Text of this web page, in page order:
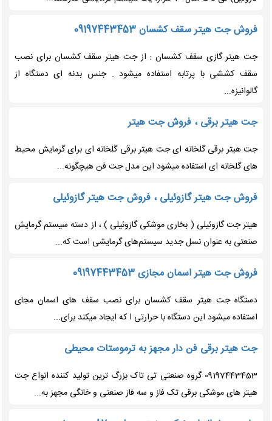
فروش جت هیتر سقف کشسان 09197443453
جت هیتر گازی سقف کشسان : از جت هیتر سقف کشسان برای نصب
سقف کششی با پرتابه استفاده میشود . جنس بدنه ای دستگاه از
گالوانیزه...
جت هیتر برقی ، فروش جت هیتر
جت هیتر برقی گلخانه ای جت هیتر برقی گلخانه ای برای گرمایش محیط
های گلخانه ای استفاده میشود این مدل جت فن هیچگونه...
فروش جت هیتر گازوئیلی ، فروش جت هیتر گازوئیلی
هیتر جت گازوئیلی ( بخاری موشکی گازوئیلی ) ، از دسته سیستم گرمایش
صنعتی به عنوان نسل جدید سیستم‌های گرمایشی است که...
فروش جت هیتر اسمان مجازی 09197443453
دستگاه جت هیتر سقف کشسان برای نصب سقف های اسمان مجای
استفاده میشود این دستگاه با حرارتی ا که ایجاد میکند برای...
جت هیتر برقی فن دار مجهز به ترموستات محیطی
09197443453 گروه صنعتی تی تاک بزرگ ترین تولید کننده انواع جت
هیتر های موشکی برقی تک فاز و سه فاز صنعتی و خانگی مجهز به...